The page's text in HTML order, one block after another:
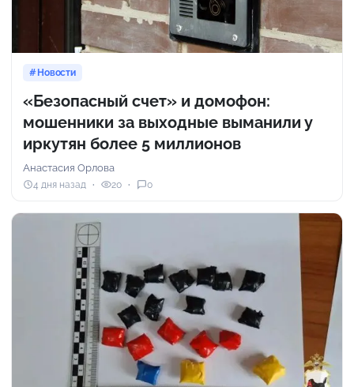
Новости
«Безопасный счет» и домофон:
мошенники за выходные выманили у
иркутян более 5 миллионов
Анастасия Орлова
4 дня назад 20 0